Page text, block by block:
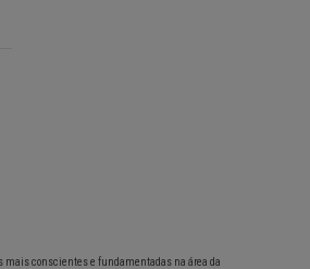
mais conscientes e fundamentadas na área da